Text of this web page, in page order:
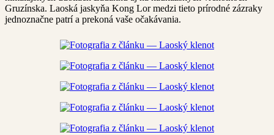
Gruzínska. Laoská jaskyňa Kong Lor medzi tieto prírodné zázraky
jednoznačne patrí a prekoná vaše očakávania.